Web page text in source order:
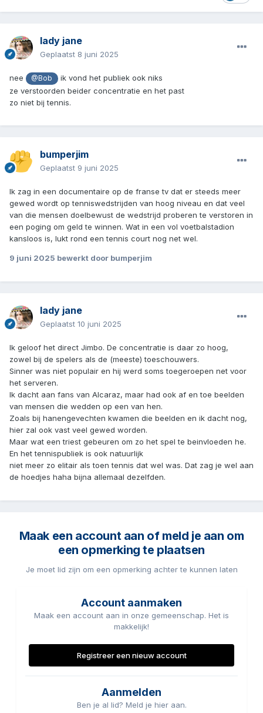
lady jane
Geplaatst 8 juni 2025
nee @Bob
ik vond het publiek ook niks
ze verstoorden beider concentratie en het past
zo niet bij tennis.
bumperjim
Geplaatst 9 juni 2025
Ik zag in een documentaire op de franse tv dat er steeds meer
gewed wordt op tenniswedstrijden van hoog niveau en dat veel
van die mensen doelbewust de wedstrijd proberen te verstoren in
een poging om geld te winnen. Wat in een vol voetbalstadion
kansloos is, lukt rond een tennis court nog net wel.
9 juni 2025 bewerkt door bumperjim
lady jane
Geplaatst 10 juni 2025
Ik geloof het direct Jimbo. De concentratie is daar zo hoog,
zowel bij de spelers als de (meeste) toeschouwers.
Sinner was niet populair en hij werd soms toegeroepen net voor
het serveren.
Ik dacht aan fans van Alcaraz, maar had ook af en toe beelden
van mensen die wedden op een van hen.
Zoals bij hanengevechten kwamen die beelden en ik dacht nog,
hier zal ook vast veel gewed worden.
Maar wat een triest gebeuren om zo het spel te beinvloeden he.
En het tennispubliek is ook natuurlijk
niet meer zo elitair als toen tennis dat wel was. Dat zag je wel aan
de hoedjes haha bijna allemaal dezelfden.
Maak een account aan of meld je aan om
een opmerking te plaatsen
Je moet lid zijn om een opmerking achter te kunnen laten
Account aanmaken
Maak een account aan in onze gemeenschap. Het is
makkelijk!
Registreer een nieuw account
Aanmelden
Ben je al lid? Meld je hier aan.